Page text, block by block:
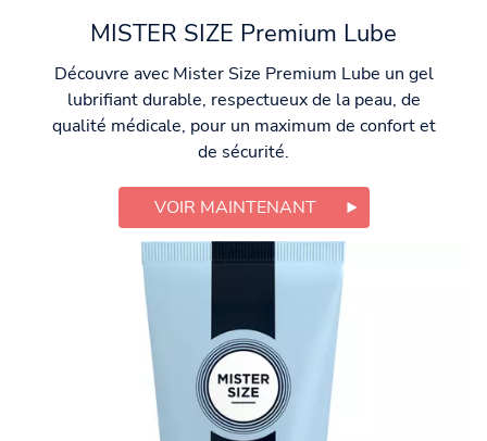
MISTER SIZE Premium Lube
Découvre avec Mister Size Premium Lube un gel
lubrifiant durable, respectueux de la peau, de
qualité médicale, pour un maximum de confort et
de sécurité.
VOIR MAINTENANT